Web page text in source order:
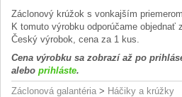
Záclonový krúžok s vonkajším
K tomuto výrobku odporúčame objednať
Český výrobok, cena za 1 kus.
Cena výrobku sa zobrazí až po
alebo prihláste.
Záclonová galantéria > Háčiky a krúžky